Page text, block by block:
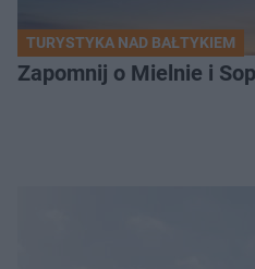
TURYSTYKA NAD BAŁTYKIEM
Zapomnij o Mielnie i